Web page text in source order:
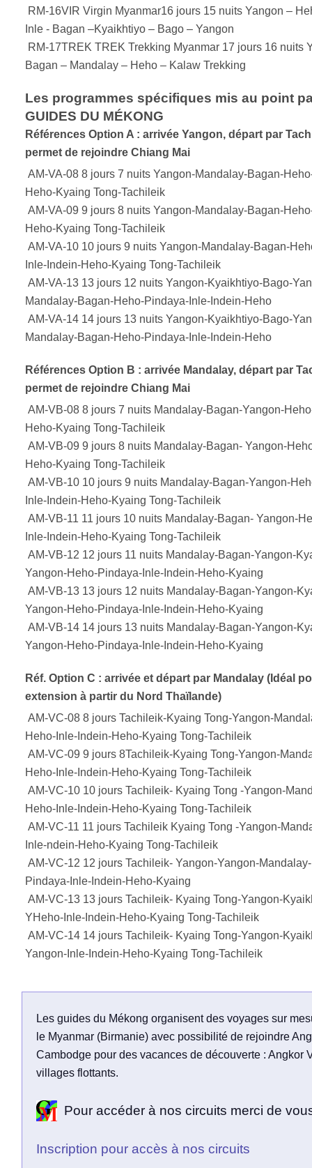
RM-16VIR Virgin Myanmar16 jours 15 nuits Yangon –
Inle - Bagan –Kyaikhtiyo – Bago – Yangon
RM-17TREK TREK Trekking Myanmar 17 jours 16 nuits
Bagan – Mandalay – Heho – Kalaw Trekking
Les programmes spécifiques mis au point
GUIDES DU MÉKONG
Références Option A : arrivée Yangon, départ par
permet de rejoindre Chiang Mai
AM-VA-08 8 jours 7 nuits Yangon-Mandalay-Bagan-
Heho-Kyaing Tong-Tachileik
AM-VA-09 9 jours 8 nuits Yangon-Mandalay-Bagan-
Heho-Kyaing Tong-Tachileik
AM-VA-10 10 jours 9 nuits Yangon-Mandalay-Bagan-
Inle-Indein-Heho-Kyaing Tong-Tachileik
AM-VA-13 13 jours 12 nuits Yangon-Kyaikhtiyo-Bago-
Mandalay-Bagan-Heho-Pindaya-Inle-Indein-Heho
AM-VA-14 14 jours 13 nuits Yangon-Kyaikhtiyo-Bago-
Mandalay-Bagan-Heho-Pindaya-Inle-Indein-Heho
Références Option B : arrivée Mandalay, départ par
permet de rejoindre Chiang Mai
AM-VB-08 8 jours 7 nuits Mandalay-Bagan-Yangon-
Heho-Kyaing Tong-Tachileik
AM-VB-09 9 jours 8 nuits Mandalay-Bagan- Yangon-
Heho-Kyaing Tong-Tachileik
AM-VB-10 10 jours 9 nuits Mandalay-Bagan-Yangon-
Inle-Indein-Heho-Kyaing Tong-Tachileik
AM-VB-11 11 jours 10 nuits Mandalay-Bagan- Yangon-
Inle-Indein-Heho-Kyaing Tong-Tachileik
AM-VB-12 12 jours 11 nuits Mandalay-Bagan-Yangon-
Yangon-Heho-Pindaya-Inle-Indein-Heho-Kyaing
AM-VB-13 13 jours 12 nuits Mandalay-Bagan-Yangon-
Yangon-Heho-Pindaya-Inle-Indein-Heho-Kyaing
AM-VB-14 14 jours 13 nuits Mandalay-Bagan-Yangon-
Yangon-Heho-Pindaya-Inle-Indein-Heho-Kyaing
Réf. Option C : arrivée et départ par Mandalay (Idéal
extension à partir du Nord Thaïlande)
AM-VC-08 8 jours Tachileik-Kyaing Tong-Yangon-
Heho-Inle-Indein-Heho-Kyaing Tong-Tachileik
AM-VC-09 9 jours 8Tachileik-Kyaing Tong-Yangon-
Heho-Inle-Indein-Heho-Kyaing Tong-Tachileik
AM-VC-10 10 jours Tachileik- Kyaing Tong -Yangon-
Heho-Inle-Indein-Heho-Kyaing Tong-Tachileik
AM-VC-11 11 jours Tachileik Kyaing Tong -Yangon-
Inle-ndein-Heho-Kyaing Tong-Tachileik
AM-VC-12 12 jours Tachileik- Yangon-Yangon-
Pindaya-Inle-Indein-Heho-Kyaing
AM-VC-13 13 jours Tachileik- Kyaing Tong-Yangon-
YHeho-Inle-Indein-Heho-Kyaing Tong-Tachileik
AM-VC-14 14 jours Tachileik- Kyaing Tong-Yangon-
Yangon-Inle-Indein-Heho-Kyaing Tong-Tachileik
Les guides du Mékong organisent des voyages sur
le Myanmar (Birmanie) avec possibilité de rejoindre
Cambodge pour des vacances de découverte : Angkor
villages flottants.
Pour accéder à nos circuits merci de
Inscription pour accès à nos circuits